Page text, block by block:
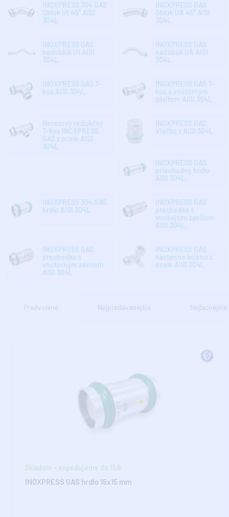
INOXPRESS 304 GAS
Oblúk I/I 45° AISI
304L
INOXPRESS GAS
Oblúk I/A 45° AISI
304L
INOXPRESS GAS
nadoblúk I/I AISI
304L
INOXPRESS GAS
nadobúk I/A AISI
304L
INOXPRESS GAS T-
kus AISI 304L
INOXPRESS GAS T-
kus s vnútorným
závitom AISI 304L
Nerezový redukčný
T-kus INOXPRESS
GAS z ocele AISI
304L
INOXPRESS GAS
Viečko z AISI 304L
INOXPRESS GAS
priechodný hrdlo
AISI 304L
INOXPRESS 304 GAS
hrdlo AISI 304L
INOXPRESS GAS
prechodka s
vonkajším závitom
AISI 304L
INOXPRESS GAS
prechodka s
vnútorným závitom
AISI 304L
INOXPRESS GAS
nástenné koleno z
ocele AISI 304L
Predvolené Nejpredávanějšie Nejlacnejšie
Skladom - expedujeme do 11.8.
INOXPRESS GAS hrdlo 15x15 mm